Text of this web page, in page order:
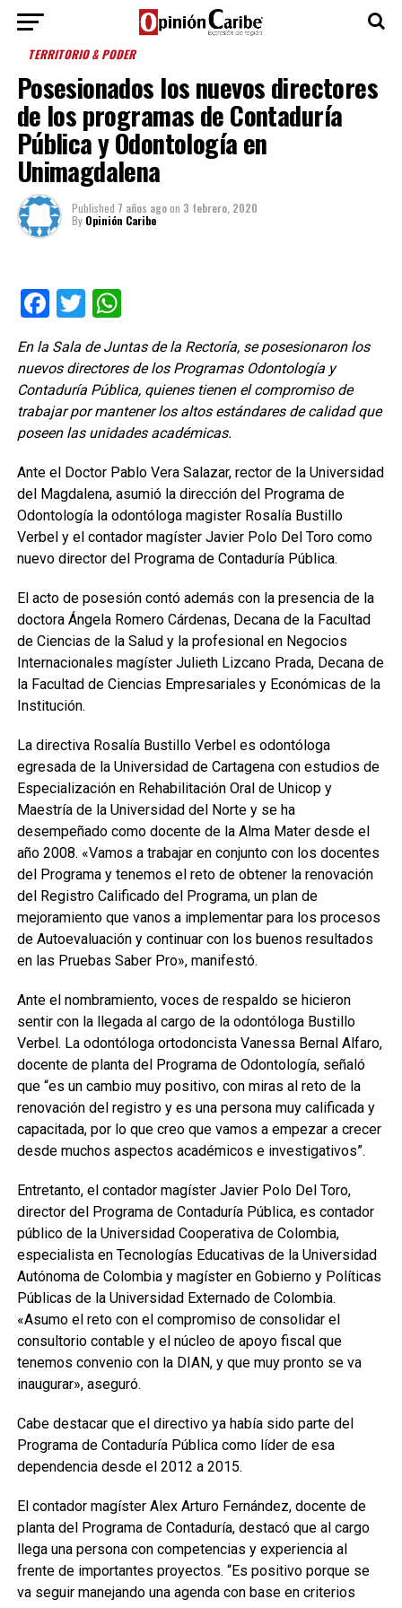
TERRITORIO & PODER
Posesionados los nuevos directores
de los programas de Contaduría
Pública y Odontología en
Unimagdalena
Published 7 años agoon 3 febrero, 2020
By Opinión Caribe
Facebook
TwitterWhatsApp
En la Sala de Juntas de la Rectoría, se posesionaron los
nuevos directores de los Programas Odontología y
Contaduría Pública, quienes tienen el compromiso de
trabajar por mantener los altos estándares de calidad que
poseen las unidades académicas.
Ante el Doctor Pablo Vera Salazar, rector de la Universidad
del Magdalena, asumió la dirección del Programa de
Odontología la odontóloga magister Rosalía Bustillo
Verbel y el contador magíster Javier Polo Del Toro como
nuevo director del Programa de Contaduría Pública.
El acto de posesión contó además con la presencia de la
doctora Ángela Romero Cárdenas, Decana de la Facultad
de Ciencias de la Salud y la profesional en Negocios
Internacionales magíster Julieth Lizcano Prada, Decana de
la Facultad de Ciencias Empresariales y Económicas de la
Institución.
La directiva Rosalía Bustillo Verbel es odontóloga
egresada de la Universidad de Cartagena con estudios de
Especialización en Rehabilitación Oral de Unicop y
Maestría de la Universidad del Norte y se ha
desempeñado como docente de la Alma Mater desde el
año 2008. «Vamos a trabajar en conjunto con los docentes
del Programa y tenemos el reto de obtener la renovación
del Registro Calificado del Programa, un plan de
mejoramiento que vanos a implementar para los procesos
de Autoevaluación y continuar con los buenos resultados
en las Pruebas Saber Pro», manifestó.
Ante el nombramiento, voces de respaldo se hicieron
sentir con la llegada al cargo de la odontóloga Bustillo
Verbel. La odontóloga ortodoncista Vanessa Bernal Alfaro,
docente de planta del Programa de Odontología, señaló
que “es un cambio muy positivo, con miras al reto de la
renovación del registro y es una persona muy calificada y
capacitada, por lo que creo que vamos a empezar a crecer
desde muchos aspectos académicos e investigativos”.
Entretanto, el contador magíster Javier Polo Del Toro,
director del Programa de Contaduría Pública, es contador
público de la Universidad Cooperativa de Colombia,
especialista en Tecnologías Educativas de la Universidad
Autónoma de Colombia y magíster en Gobierno y Políticas
Públicas de la Universidad Externado de Colombia.
«Asumo el reto con el compromiso de consolidar el
consultorio contable y el núcleo de apoyo fiscal que
tenemos convenio con la DIAN, y que muy pronto se va
inaugurar», aseguró.
Cabe destacar que el directivo ya había sido parte del
Programa de Contaduría Pública como líder de esa
dependencia desde el 2012 a 2015.
El contador magíster Alex Arturo Fernández, docente de
planta del Programa de Contaduría, destacó que al cargo
llega una persona con competencias y experiencia al
frente de importantes proyectos. “Es positivo porque se
va seguir manejando una agenda con base en criterios